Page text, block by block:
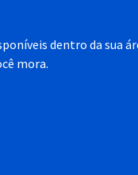
dentro da sua
mora.